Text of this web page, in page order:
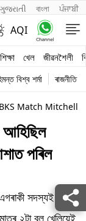
ગુજરાતી বাংলা ਪੰਜਾਬੀ
AQI
শিক্ষা খেল জীৱনশৈলী
বিশ্ব শৰ্মা ৰাজনীতি
Match Mitchell
পৰিল
এগৰাকী সদস্যই আই
২টা বল খেলিয়েই